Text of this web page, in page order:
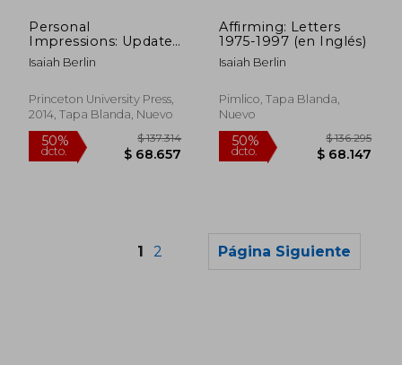
Personal
Impressions: Updated
Edition (en Inglés)
Isaiah Berlin
Princeton University Press,
2014, Tapa Blanda, Nuevo
Affirming: Letters
1975-1997 (en Inglés)
Isaiah Berlin
Pimlico, Tapa Blanda,
Nuevo
1 2 Página Siguiente